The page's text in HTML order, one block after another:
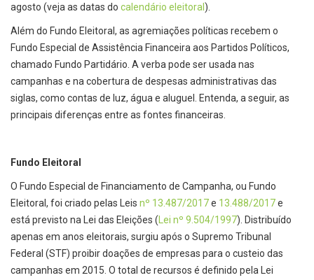
agosto (veja as datas do calendário eleitoral ).
Além do Fundo Eleitoral, as agremiações políticas recebem o
Fundo Especial de Assistência Financeira aos Partidos Políticos,
chamado Fundo Partidário. A verba pode ser usada nas
campanhas e na cobertura de despesas administrativas das
siglas, como contas de luz, água e aluguel. Entenda, a seguir, as
principais diferenças entre as fontes financeiras.
Fundo Eleitoral
O Fundo Especial de Financiamento de Campanha, ou Fundo
Eleitoral, foi criado pelas Leis nº 13.487/2017e 13.488/2017e
está previsto na Lei das Eleições ( Lei nº 9.504/1997). Distribuído
apenas em anos eleitorais, surgiu após o Supremo Tribunal
Federal (STF) proibir doações de empresas para o custeio das
campanhas em 2015. O total de recursos é definido pela Lei